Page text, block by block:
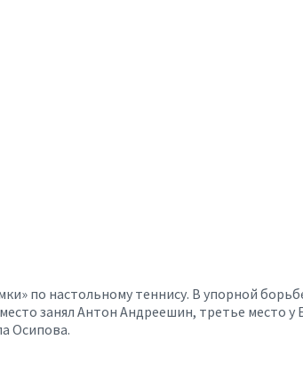
по настольному теннису. В упорной
занял Антон Андреешин, третье место у
Осипова.